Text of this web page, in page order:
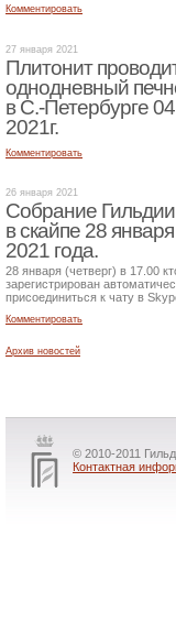
Комментировать
27 января 2021
Плитонит
однодневный
в С.-Петербурге
2021г.
Комментировать
26 января 2021
Собрание Гильдии
в скайпе 28
2021 года.
28 января (четверг) в 17.00
зарегистрирован
присоединиться к чату в
Комментировать
Архив новостей
© 2010-2011
Контактная